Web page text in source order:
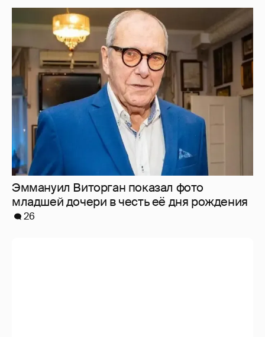
Эммануил Виторган показал фото
младшей дочери в честь её дня рождения
26